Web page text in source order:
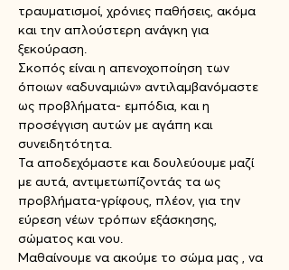
τραυματισμοί, χρόνιες παθήσεις, ακόμα
και την απλούστερη ανάγκη για
ξεκούραση.
Σκοπός είναι η απενοχοποίηση των
όποιων «αδυναμιών» αντιλαμβανόμαστε
ως προβλήματα- εμπόδια, και η
προσέγγιση αυτών με αγάπη και
συνειδητότητα.
Τα αποδεχόμαστε και δουλεύουμε μαζί
με αυτά, αντιμετωπίζοντάς τα ως
προβλήματα-γρίφους, πλέον, για την
εύρεση νέων τρόπων εξάσκησης,
σώματος και νου.
Μαθαίνουμε να ακούμε το σώμα μας , να